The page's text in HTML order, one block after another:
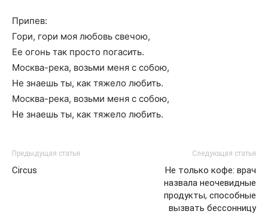
Припев:
Гори, гори моя любовь свечою,
Ее огонь так просто погасить.
Москва-река, возьми меня с собою,
Не знаешь ты, как тяжело любить.
Москва-река, возьми меня с собою,
Не знаешь ты, как тяжело любить.
Предыдущая статья
Circus
Следующая статья
Не только кофе: врач
назвала неочевидные
продукты, способные
вызвать бессонницу